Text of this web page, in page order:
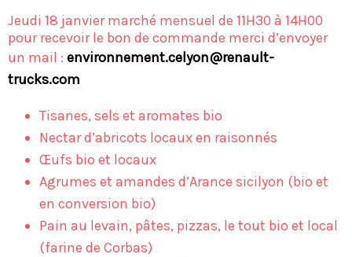
Jeudi 18 janvier marché mensuel de 11H30 à 14H00
pour recevoir le bon de commande merci d’envoyer
un mail : environnement.celyon@renault-
trucks.com
Tisanes, sels et aromates bio
Nectar d’abricots locaux en raisonnés
Œufs bio et locaux
Agrumes et amandes d’Arance sicilyon (bio et
en conversion bio)
Pain au levain, pâtes, pizzas, le tout bio et local
(farine de Corbas)